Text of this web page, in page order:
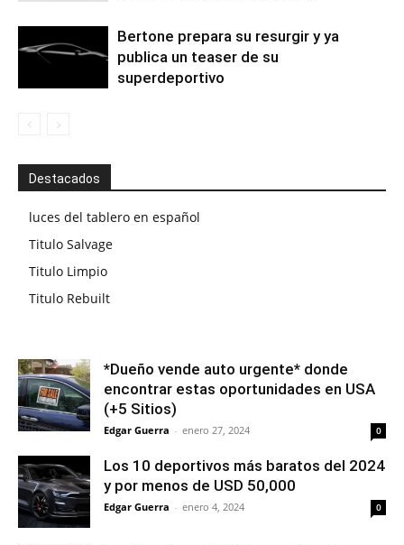
Bertone prepara su resurgir y ya
publica un teaser de su
superdeportivo
Destacados
luces del tablero en español
Titulo Salvage
Titulo Limpio
Titulo Rebuilt
*Dueño vende auto urgente* donde
encontrar estas oportunidades en USA
(+5 Sitios)
Edgar Guerra - enero 27, 2024 0
Los 10 deportivos más baratos del 2024
y por menos de USD 50,000
Edgar Guerra - enero 4, 2024 0